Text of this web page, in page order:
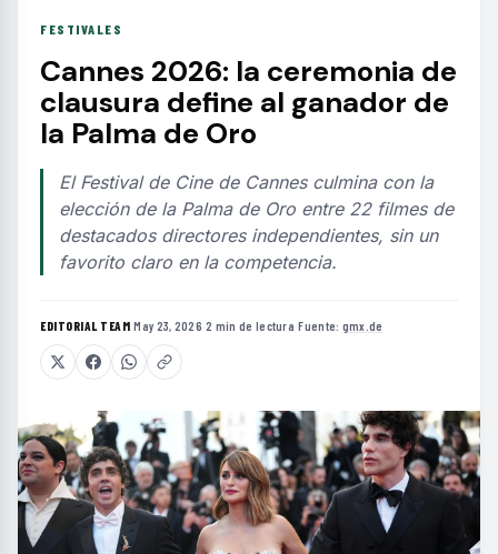
FESTIVALES
Cannes 2026: la ceremonia de
clausura define al ganador de
la Palma de Oro
El Festival de Cine de Cannes culmina con la
elección de la Palma de Oro entre 22 filmes de
destacados directores independientes, sin un
favorito claro en la competencia.
EDITORIAL TEAM·May 23, 2026·2 min de lectura·Fuente: gmx.de